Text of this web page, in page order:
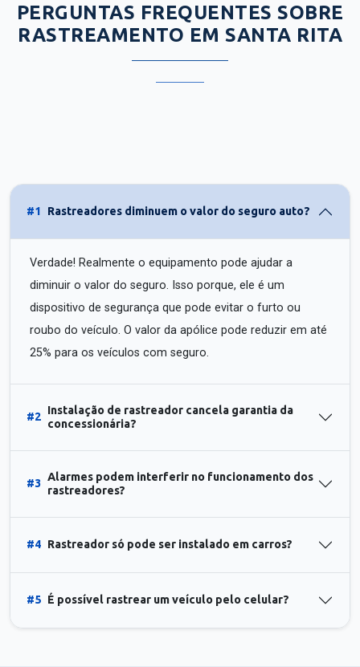
PERGUNTAS FREQUENTES SOBRE
RASTREAMENTO EM SANTA RITA
#1 Rastreadores diminuem o valor do seguro auto?
Verdade! Realmente o equipamento pode ajudar a
diminuir o valor do seguro. Isso porque, ele é um
dispositivo de segurança que pode evitar o furto ou
roubo do veículo. O valor da apólice pode reduzir em até
25% para os veículos com seguro.
#2
Instalação de rastreador cancela garantia da
concessionária?
#3
Alarmes podem interferir no funcionamento dos
rastreadores?
#4 Rastreador só pode ser instalado em carros?
#5 É possível rastrear um veículo pelo celular?